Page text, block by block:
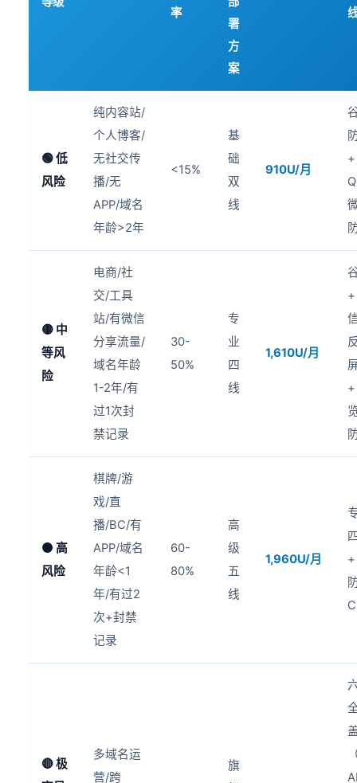
率
署
方
案
🟢 低
风险
纯内容站/
个人博客/
无社交传
播/无
APP/域名
年龄>2年
<15%
基
础
双
线
910U/月
+
🟡 中
等风
险
电商/社
交/工具
站/有微信
分享流量/
域名年龄
1-2年/有
过1次封
禁记录
30-
50%
专
业
四
线
1,610U/月
🟠 高
风险
棋牌/游
戏/直
播/BC/有
APP/域名
年龄<1
年/有过2
次+封禁
记录
60-
80%
高
级
五
线
1,960U/月
🔴 极
多域名运
营/跨
旗